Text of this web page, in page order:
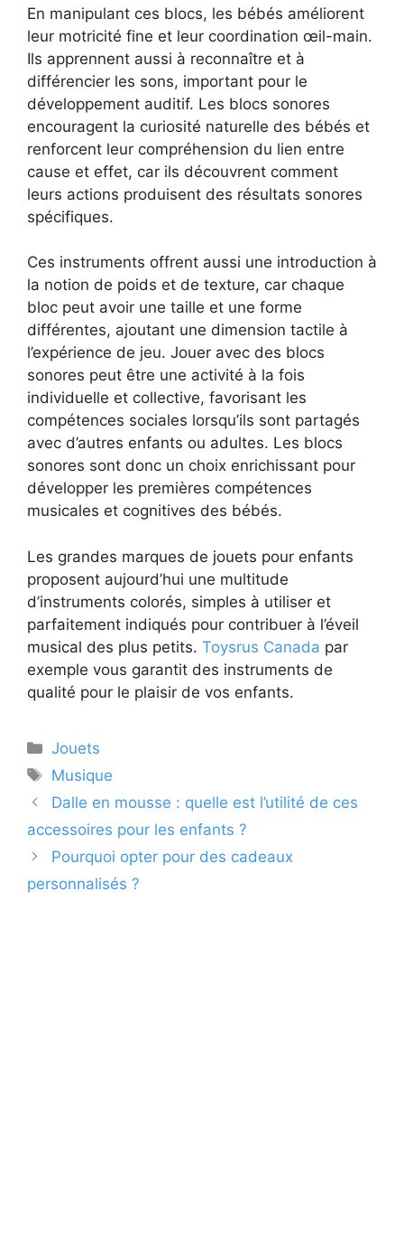
En manipulant ces blocs, les bébés améliorent
leur motricité fine et leur coordination œil-main.
Ils apprennent aussi à reconnaître et à
différencier les sons, important pour le
développement auditif. Les blocs sonores
encouragent la curiosité naturelle des bébés et
renforcent leur compréhension du lien entre
cause et effet, car ils découvrent comment
leurs actions produisent des résultats sonores
spécifiques.
Ces instruments offrent aussi une introduction à
la notion de poids et de texture, car chaque
bloc peut avoir une taille et une forme
différentes, ajoutant une dimension tactile à
l’expérience de jeu. Jouer avec des blocs
sonores peut être une activité à la fois
individuelle et collective, favorisant les
compétences sociales lorsqu’ils sont partagés
avec d’autres enfants ou adultes. Les blocs
sonores sont donc un choix enrichissant pour
développer les premières compétences
musicales et cognitives des bébés.
Les grandes marques de jouets pour enfants
proposent aujourd’hui une multitude
d’instruments colorés, simples à utiliser et
parfaitement indiqués pour contribuer à l’éveil
musical des plus petits. Toysrus Canada par
exemple vous garantit des instruments de
qualité pour le plaisir de vos enfants.
Catégories
Jouets
Étiquettes
Musique
Dalle en mousse : quelle est l’utilité de ces
accessoires pour les enfants ?
Pourquoi opter pour des cadeaux
personnalisés ?